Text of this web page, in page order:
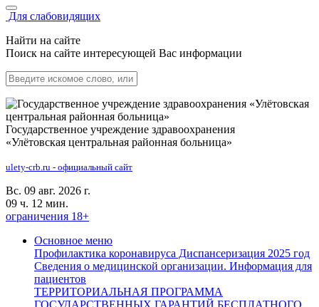
Для слабовидящих
Найти на сайте
Поиск на сайте интересующей Вас информации
Государственное учреждение здравоохранения
«Улётовская центральная районная больница»
ulety-crb.ru - официальный сайт
Вс. 09 авг. 2026 г.
09 ч. 12 мин.
ограничения 18+
Основное меню
Профилактика коронавируса Диспансеризация 2025 год
Сведения о медицинской организации. Информация для
пациентов
ТЕРРИТОРИАЛЬНАЯ ПРОГРАММА
ГОСУДАРСТВЕННЫХ ГАРАНТИЙ БЕСПЛАТНОГО